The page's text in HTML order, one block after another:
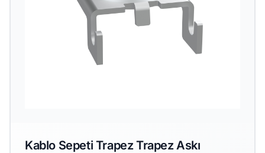
Kablo Sepeti Trapez Trapez Askı